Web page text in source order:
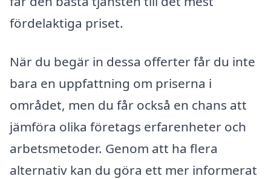
fördelaktiga priset.
När du begär in dessa offerter får du inte
bara en uppfattning om priserna i
området, men du får också en chans att
jämföra olika företags erfarenheter och
arbetsmetoder. Genom att ha flera
alternativ kan du göra ett mer informerat